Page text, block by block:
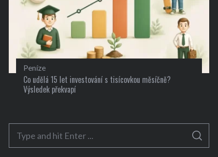
Peníze
Co udělá 15 let investování s tisícovkou měsíčně?
Výsledek překvapí
S
A